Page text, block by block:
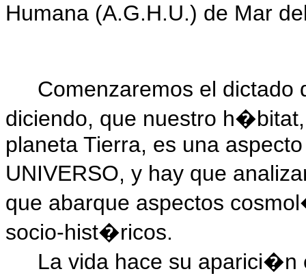
Humana (A.G.H.U.) de Mar
Comenzaremos el
diciendo, que nuestro
planeta Tierra, es una
UNIVERSO, y hay que
que abarque aspectos
socio-hist�ricos.
La vida hace su aparici�n